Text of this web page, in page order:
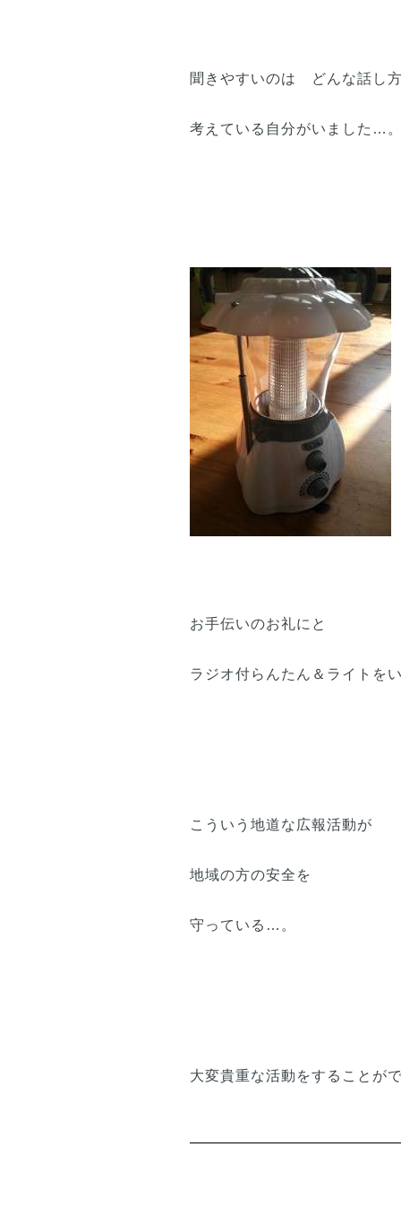
聞きやすいのは どんな話し
考えている自分がいました…。
お手伝いのお礼にと
ラジオ付らんたん＆ライトを
こういう地道な広報活動が
地域の方の安全を
守っている…。
大変貴重な活動をすることが